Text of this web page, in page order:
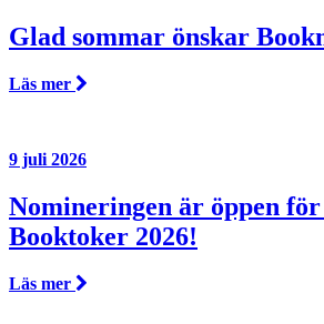
Glad sommar önskar
Läs mer
9 juli 2026
Nomineringen är öppen
Booktoker 2026!
Läs mer